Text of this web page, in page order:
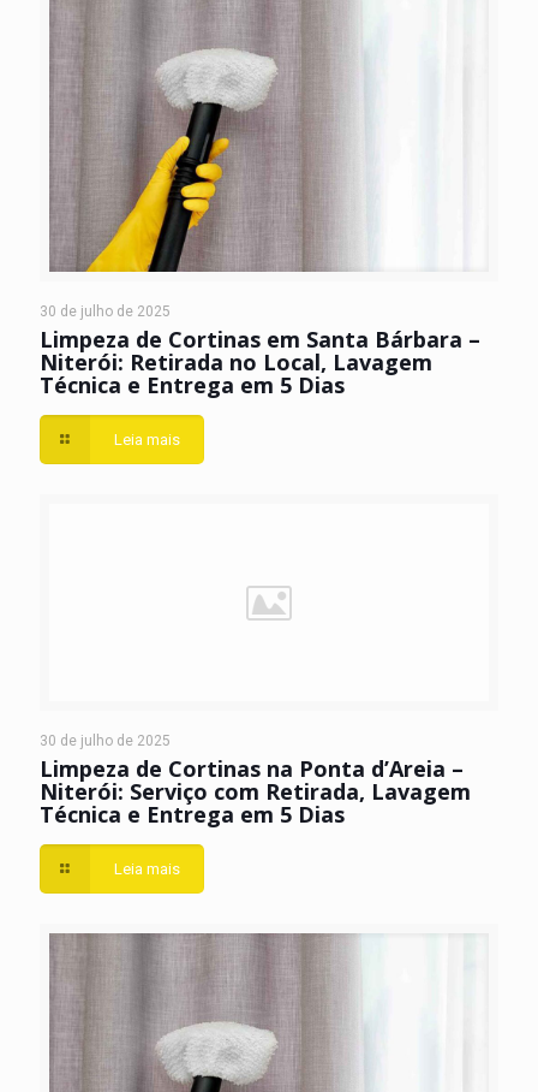
30 de julho de 2025
Limpeza de Cortinas em Santa Bárbara –
Niterói: Retirada no Local, Lavagem
Técnica e Entrega em 5 Dias
Leia mais
30 de julho de 2025
Limpeza de Cortinas na Ponta d’Areia –
Niterói: Serviço com Retirada, Lavagem
Técnica e Entrega em 5 Dias
Leia mais